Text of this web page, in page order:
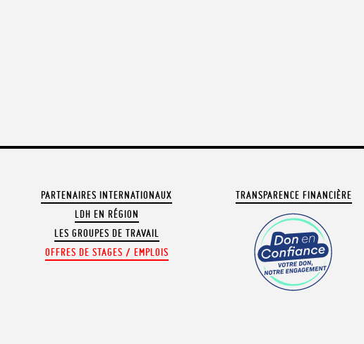
PARTENAIRES INTERNATIONAUX
LDH EN RÉGION
LES GROUPES DE TRAVAIL
OFFRES DE STAGES / EMPLOIS
TRANSPARENCE FINANCIÈRE